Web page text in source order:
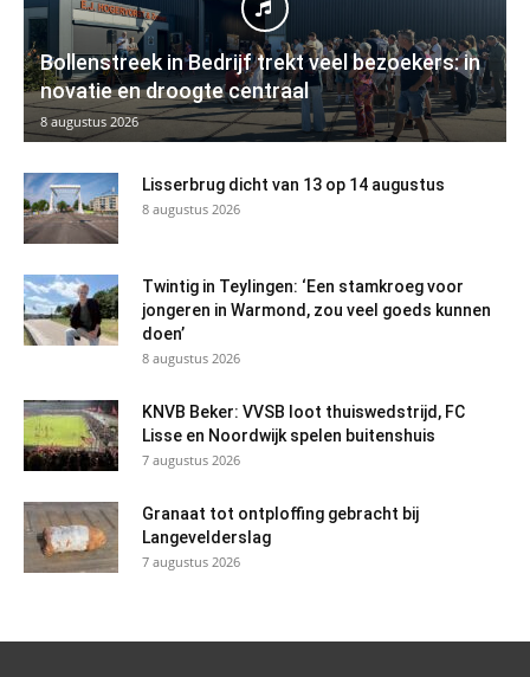
Bollenstreek in Bedrijf trekt veel bezoekers: in
novatie en droogte centraal
8 augustus 2026
Lisserbrug dicht van 13 op 14 augustus
8 augustus 2026
Twintig in Teylingen: ‘Een stamkroeg voor
jongeren in Warmond, zou veel goeds kunnen
doen’
8 augustus 2026
KNVB Beker: VVSB loot thuiswedstrijd, FC
Lisse en Noordwijk spelen buitenshuis
7 augustus 2026
Granaat tot ontploffing gebracht bij
Langevelderslag
7 augustus 2026